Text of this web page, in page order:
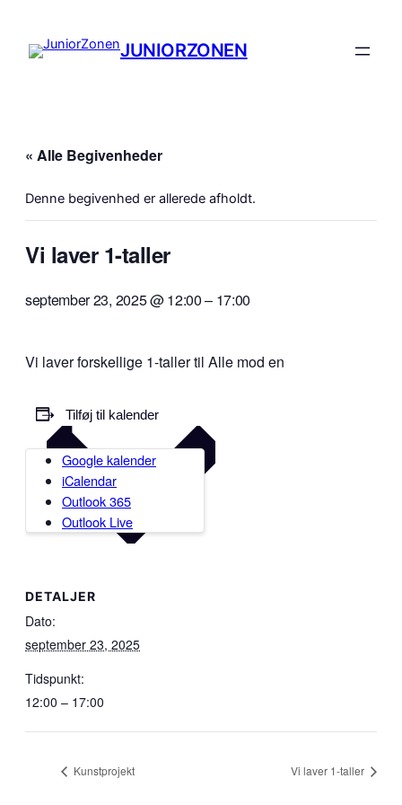
JUNIORZONEN
« Alle Begivenheder
Denne begivenhed er allerede afholdt.
Vi laver 1-taller
september 23, 2025 @ 12:00– 17:00
Vi laver forskellige 1-taller til Alle mod en
Tilføj til kalender
Google kalender
iCalendar
Outlook 365
Outlook Live
DETALJER
Dato:
september 23, 2025
Tidspunkt:
12:00 – 17:00
Kunstprojekt Vi laver 1-taller